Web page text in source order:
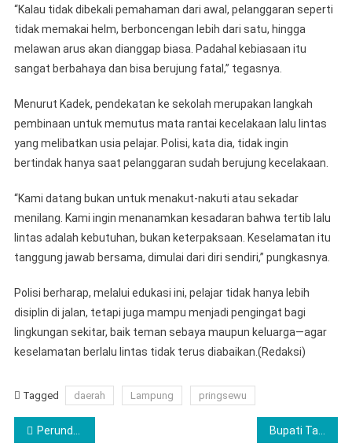
“Kalau tidak dibekali pemahaman dari awal, pelanggaran seperti
tidak memakai helm, berboncengan lebih dari satu, hingga
melawan arus akan dianggap biasa. Padahal kebiasaan itu
sangat berbahaya dan bisa berujung fatal,” tegasnya.
Menurut Kadek, pendekatan ke sekolah merupakan langkah
pembinaan untuk memutus mata rantai kecelakaan lalu lintas
yang melibatkan usia pelajar. Polisi, kata dia, tidak ingin
bertindak hanya saat pelanggaran sudah berujung kecelakaan.
“Kami datang bukan untuk menakut-nakuti atau sekadar
menilang. Kami ingin menanamkan kesadaran bahwa tertib lalu
lintas adalah kebutuhan, bukan keterpaksaan. Keselamatan itu
tanggung jawab bersama, dimulai dari diri sendiri,” pungkasnya.
Polisi berharap, melalui edukasi ini, pelajar tidak hanya lebih
disiplin di jalan, tetapi juga mampu menjadi pengingat bagi
lingkungan sekitar, baik teman sebaya maupun keluarga—agar
keselamatan berlalu lintas tidak terus diabaikan.(Redaksi)
Tagged daerah Lampung pringsewu
Navigasi
Perundungan Brutal di SMPN 21 Pesawaran, Korban Dipiting, Dibanting, hingga Dilecehkan